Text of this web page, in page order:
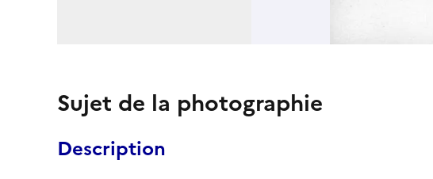
Sujet de la photographie
Description